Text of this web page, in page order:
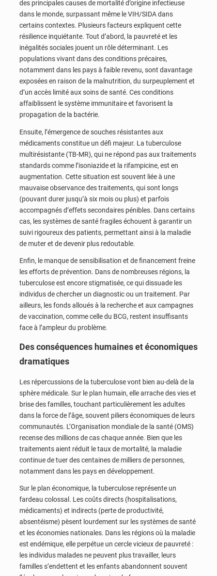
des principales causes de mortalité d’origine infectieuse
dans le monde, surpassant même le VIH/SIDA dans
certains contextes. Plusieurs facteurs expliquent cette
résilience inquiétante. Tout d’abord, la pauvreté et les
inégalités sociales jouent un rôle déterminant. Les
populations vivant dans des conditions précaires,
notamment dans les pays à faible revenu, sont davantage
exposées en raison de la malnutrition, du surpeuplement et
d’un accès limité aux soins de santé. Ces conditions
affaiblissent le système immunitaire et favorisent la
propagation de la bactérie.
Ensuite, l’émergence de souches résistantes aux
médicaments constitue un défi majeur. La tuberculose
multirésistante (TB-MR), qui ne répond pas aux traitements
standards comme l’isoniazide et la rifampicine, est en
augmentation. Cette situation est souvent liée à une
mauvaise observance des traitements, qui sont longs
(pouvant durer jusqu’à six mois ou plus) et parfois
accompagnés d’effets secondaires pénibles. Dans certains
cas, les systèmes de santé fragiles échouent à garantir un
suivi rigoureux des patients, permettant ainsi à la maladie
de muter et de devenir plus redoutable.
Enfin, le manque de sensibilisation et de financement freine
les efforts de prévention. Dans de nombreuses régions, la
tuberculose est encore stigmatisée, ce qui dissuade les
individus de chercher un diagnostic ou un traitement. Par
ailleurs, les fonds alloués à la recherche et aux campagnes
de vaccination, comme celle du BCG, restent insuffisants
face à l’ampleur du problème.
Des conséquences humaines et économiques
dramatiques
Les répercussions de la tuberculose vont bien au-delà de la
sphère médicale. Sur le plan humain, elle arrache des vies et
brise des familles, touchant particulièrement les adultes
dans la force de l’âge, souvent piliers économiques de leurs
communautés. L’Organisation mondiale de la santé (OMS)
recense des millions de cas chaque année. Bien que les
traitements aient réduit le taux de mortalité, la maladie
continue de tuer des centaines de milliers de personnes,
notamment dans les pays en développement.
Sur le plan économique, la tuberculose représente un
fardeau colossal. Les coûts directs (hospitalisations,
médicaments) et indirects (perte de productivité,
absentéisme) pèsent lourdement sur les systèmes de santé
et les économies nationales. Dans les régions où la maladie
est endémique, elle perpétue un cercle vicieux de pauvreté :
les individus malades ne peuvent plus travailler, leurs
familles s’endettent et les enfants abandonnent souvent